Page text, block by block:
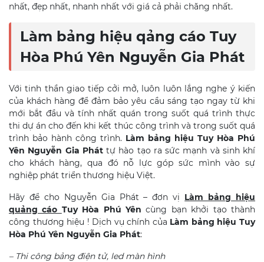
nhất, đẹp nhất, nhanh nhất với giá cả phải chăng nhất.
Làm bảng hiệu qảng cáo Tuy
Hòa Phú Yên Nguyễn Gia Phát
Với tinh thần giao tiếp cởi mở, luôn luôn lắng nghe ý kiến
của khách hàng để đảm bảo yêu cầu sáng tạo ngay từ khi
mới bắt đầu và tính nhất quán trong suốt quá trình thực
thi dự án cho đến khi kết thúc công trình và trong suốt quá
trình bảo hành công trình. Làm bảng hiệu Tuy Hòa Phú
Yên Nguyễn Gia Pháttự hào tạo ra sức mạnh và sinh khí
cho khách hàng, qua đó nỗ lực góp sức mình vào sự
nghiệp phát triển thương hiệu Việt.
Hãy để cho Nguyễn Gia Phát – đơn vị Làm bảng hiệu
quảng cáo Tuy Hòa Phú Yên cùng bạn khởi tạo thành
công thương hiệu ! Dịch vụ chính của Làm bảng hiệu Tuy
Hòa Phú Yên Nguyễn Gia Phát:
– Thi công bảng điện tử, led màn hình